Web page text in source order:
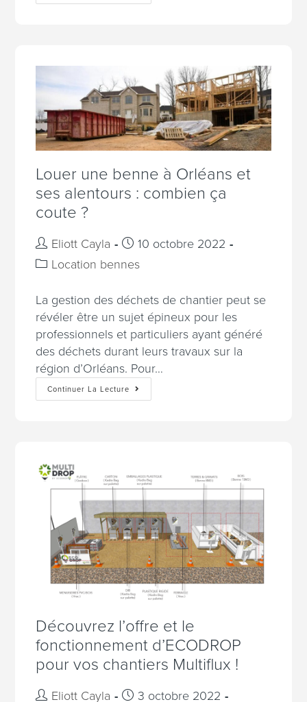
Louer une benne à Orléans et
ses alentours : combien ça
coute ?
Eliott Cayla
10 octobre 2022
Location bennes
La gestion des déchets de chantier peut se
révéler être un sujet épineux pour les
professionnels et particuliers ayant généré
des déchets durant leurs travaux sur la
région d’Orléans. Pour…
Continuer La Lecture
Découvrez l’offre et le
fonctionnement d’ECODROP
pour vos chantiers Multiflux !
Eliott Cayla
3 octobre 2022